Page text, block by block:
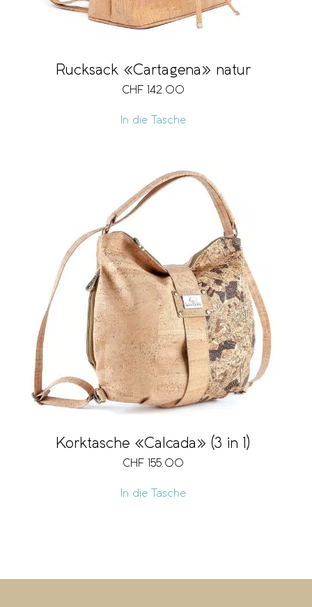
Rucksack «Cartagena» natur
CHF 142.00
In die Tasche
Korktasche «Calcada» (3 in 1)
CHF 155.00
In die Tasche